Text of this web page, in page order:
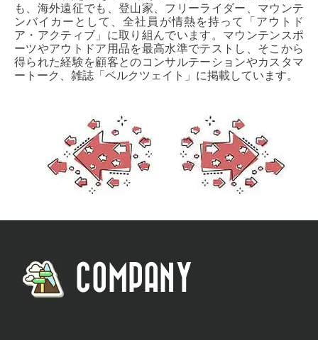
も、海外遠征でも、登山家、フリーライダー、マウンテ
ンバイカーとして、全社員が情熱を持って「アウトド
ア・アクティブ」に取り組んでいます。マウンテンスポ
ーツやアウトドア用品を最高水準でテストし、そこから
得られた経験を顧客とのコンサルテーションやカスタマ
ートーク、雑誌「ベルクツェイト」に掲載しています。
COMPANY